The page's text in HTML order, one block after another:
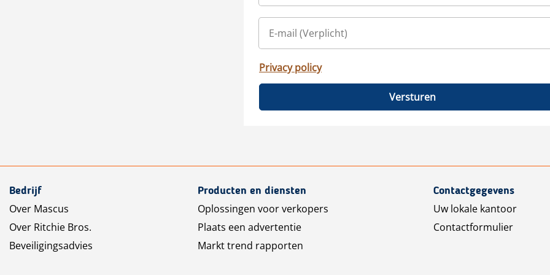
Privacy policy
Versturen
Bedrijf
Over Mascus
Over Ritchie Bros.
Beveiligingsadvies
Producten en diensten
Oplossingen voor verkopers
Plaats een advertentie
Markt trend rapporten
Contactgegevens
Uw lokale kantoor
Contactformulier